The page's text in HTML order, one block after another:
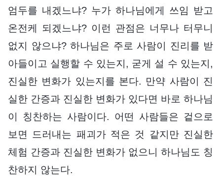
엄두를 내겠느냐? 누가 하나님에게 쓰임 받고
온전케 되겠느냐? 이런 관점은 너무나 터무니
없지 않으냐? 하나님은 주로 사람이 진리를 받
아들이고 실행할 수 있는지, 굳게 설 수 있는지,
진실한 변화가 있는지를 본다. 만약 사람이 진
실한 간증과 진실한 변화가 있다면 바로 하나님
이 칭찬하는 사람이다. 어떤 사람들은 겉으로
보면 드러내는 패괴가 적은 것 같지만 진실한
체험 간증과 진실한 변화가 없으니 하나님도 칭
찬하지 않는다.